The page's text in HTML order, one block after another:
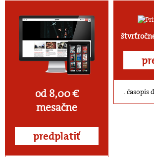
od 8,00 €
mesačne
predplatiť
časopis